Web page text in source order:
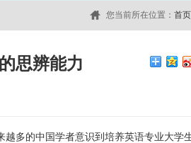
您当前所在位置： 首页
思辨能力
越多的中国学者意识到培养英语专业大学